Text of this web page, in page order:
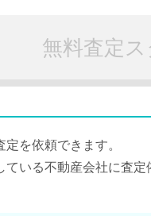
無料査定ス
を依頼できます。
いる不動産会社に査定